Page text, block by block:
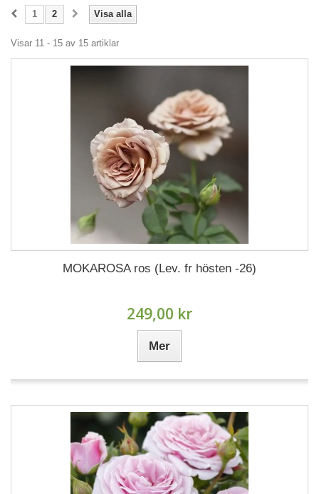
Visa alla
1 2
Visar 11 - 15 av 15 artiklar
MOKAROSA ros (Lev. fr hösten -26)
249,00 kr
Mer